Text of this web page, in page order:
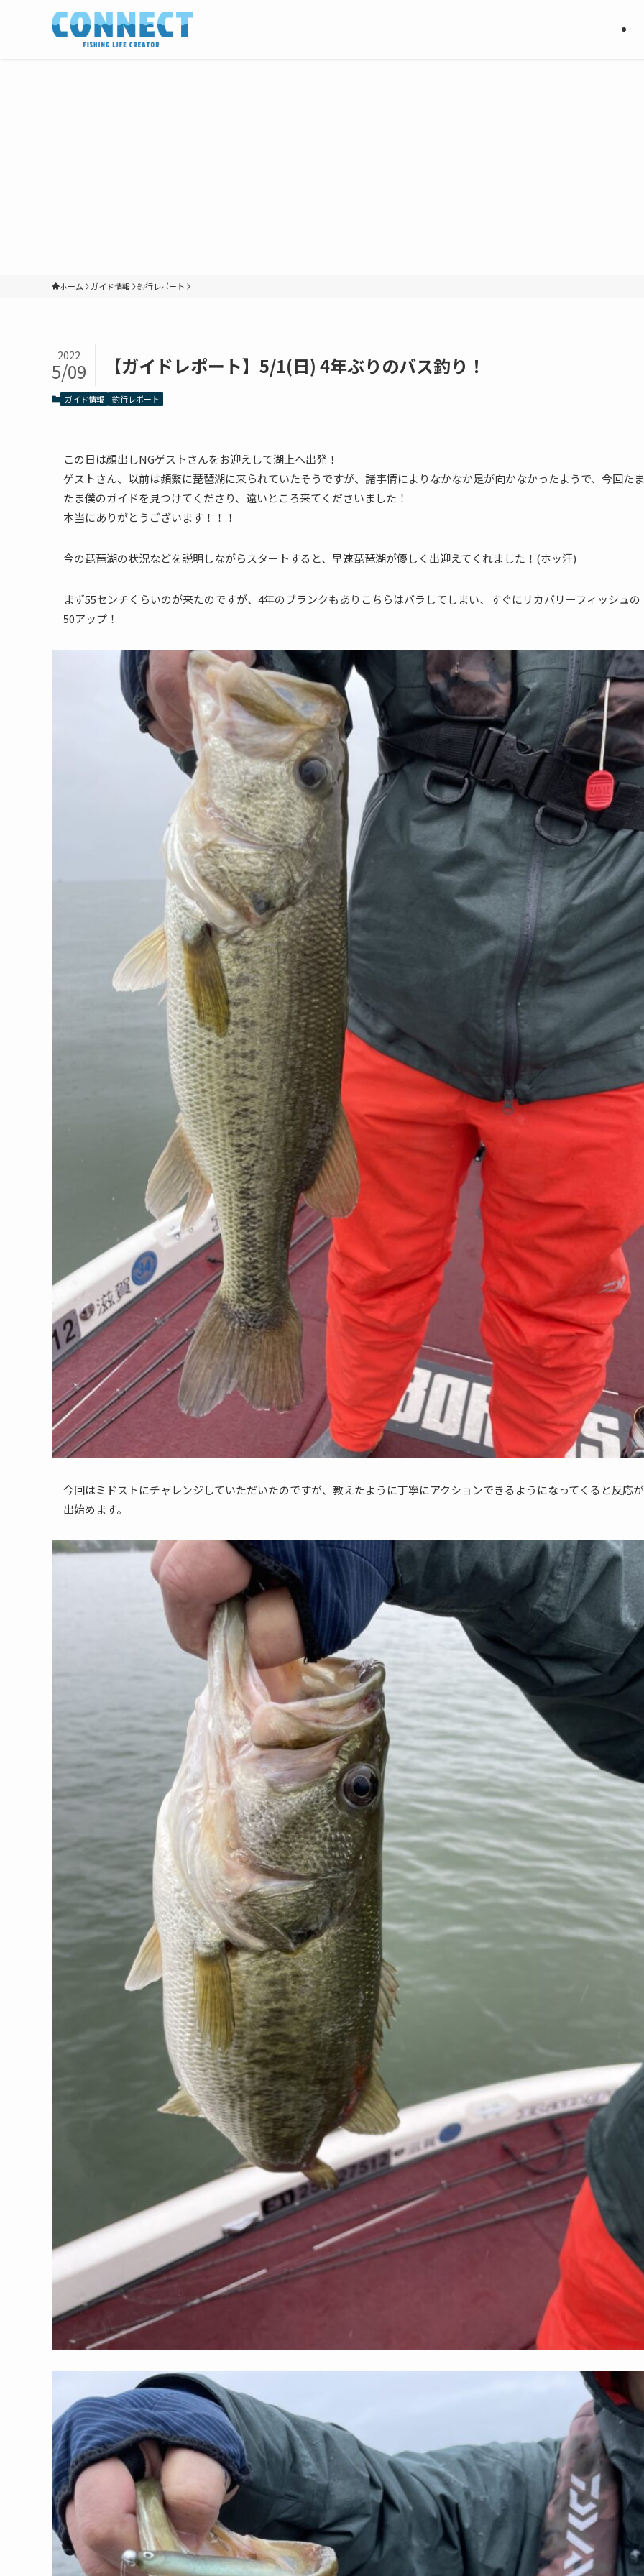
ホーム ガイド情報 釣行レポート
【ガイドレポート】5/1(日) 4年ぶりのバス釣り！
2022
5/09
ガイド情報 釣行レポート
この日は顔出しNGゲストさんをお迎えして湖上へ出発！
ゲストさん、以前は頻繁に琵琶湖に来られていたそうですが、諸事情によりなかなか足が向かなかったようで、今回たま
たま僕のガイドを見つけてくださり、遠いところ来てくださいました！
本当にありがとうございます！！！
今の琵琶湖の状況などを説明しながらスタートすると、早速琵琶湖が優しく出迎えてくれました！(ホッ汗)
まず55センチくらいのが来たのですが、4年のブランクもありこちらはバラしてしまい、すぐにリカバリーフィッシュの
50アップ！
今回はミドストにチャレンジしていただいたのですが、教えたように丁寧にアクションできるようになってくると反応が
出始めます。